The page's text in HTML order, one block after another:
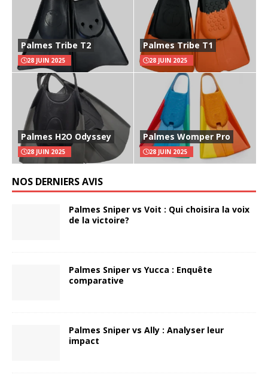
Palmes Tribe T2
28 JUIN 2025
Palmes Tribe T1
28 JUIN 2025
Palmes H2O Odyssey
28 JUIN 2025
Palmes Womper Pro
28 JUIN 2025
NOS DERNIERS AVIS
Palmes Sniper vs Voit : Qui choisira la voix
de la victoire?
Palmes Sniper vs Yucca : Enquête
comparative
Palmes Sniper vs Ally : Analyser leur
impact